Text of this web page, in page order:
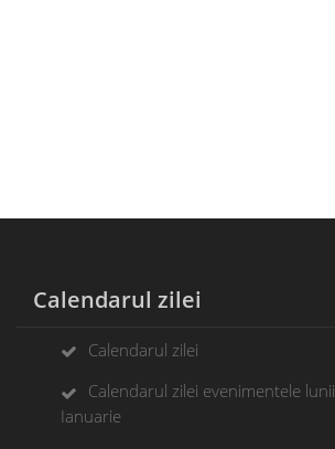
Calendarul zilei
Calendarul zilei
Calendarul zilei evenimentele lunii
Ianuarie